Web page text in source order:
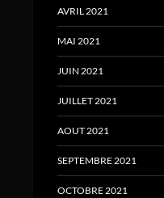
AVRIL 2021
MAI 2021
JUIN 2021
JUILLET 2021
AOUT 2021
SEPTEMBRE 2021
OCTOBRE 2021